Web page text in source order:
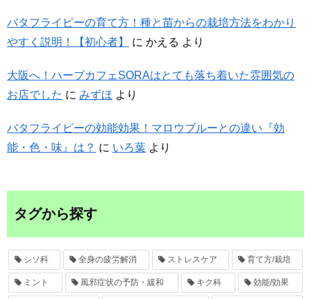
バタフライピーの育て方！種と苗からの栽培方法をわかり
やすく説明！【初心者】
に かえる より
大阪へ！ハーブカフェSORAはとても落ち着いた雰囲気の
お店でした に みずほ より
バタフライピーの効能効果！マロウブルーとの違い『効
能・色・味』は？ に いろ葉 より
タグから探す
シソ科 全身の疲労解消 ストレスケア 育て方/栽培
ミント 風邪症状の予防・緩和 キク科 効能/効果